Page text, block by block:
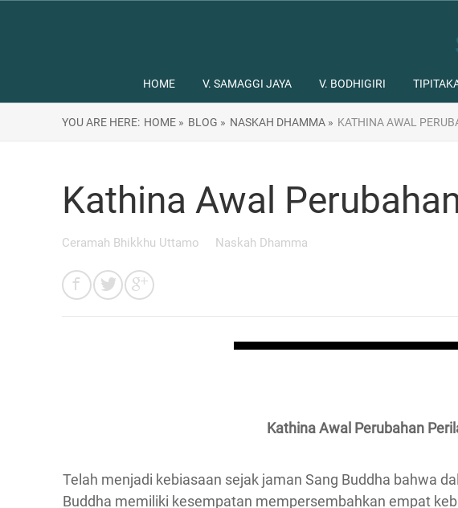
HOME V. SAMAGGI JAYA V. BODHIGIRI
YOU ARE HERE: HOME » BLOG » NASKAH DHAMMA » KATHINA AWAL
Kathina Awal
Ceramah Bhikkhu Uttamo Naskah Dhamma
Kathina Awal Perubahan
Telah menjadi kebiasaan sejak jaman Sang Buddha bahwa
Buddha memiliki kesempatan mempersembahkan empat